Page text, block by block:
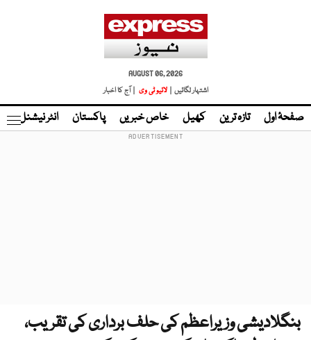
AUGUST 06, 2026
اشتہار لگائیں |
لائیو ٹی وی | آج کا اخبار
صفحۂ اول تازہ ترین کھیل خاص خبریں پاکستان انٹر نیشنل
بنگلادیشی وزیراعظم کی حلف برداری کی تقریب،